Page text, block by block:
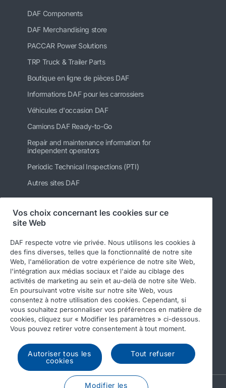
DAF Components
DAF Merchandising store
PACCAR Power Solutions
TRP Truck & Trailer Parts
Boutique en ligne de pièces DAF
Informations DAF pour les carrossiers
Véhicules d'occasion DAF
Camions DAF Ready-to-Go
Repair and maintenance information for
independent operators
Periodic Technical Inspections (PTI)
Autres sites DAF
Suivez-nous
© 2026 DAF Legal notice
Privacy statement
General conditions
DAF and cookies
Income Tax Report
Vos choix concernant les cookies sur ce
site Web
DAF respecte votre vie privée. Nous utilisons les cookies à
des fins diverses, telles que la fonctionnalité de notre site
Web, l'amélioration de votre expérience de notre site Web,
l'intégration aux médias sociaux et l'aide au ciblage des
activités de marketing au sein et au-delà de notre site Web.
En poursuivant votre visite sur notre site Web, vous
consentez à notre utilisation des cookies. Cependant, si
vous souhaitez personnaliser vos préférences en matière de
cookies, cliquez sur « Modifier les paramètres » ci-dessous.
Vous pouvez retirer votre consentement à tout moment.
Autoriser tous les
cookies
Tout refuser
Modifier les